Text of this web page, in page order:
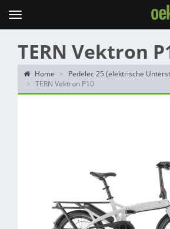
Topten
Menu
TERN Vektron
Home
Pedelec 25 (elektrische
TERN Vektron P10